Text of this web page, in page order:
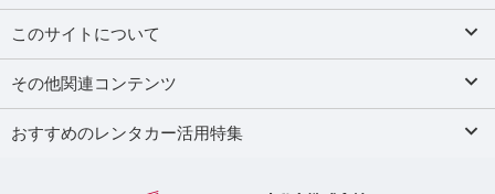
このサイトについて
その他関連コンテンツ
おすすめのレンタカー活用特集